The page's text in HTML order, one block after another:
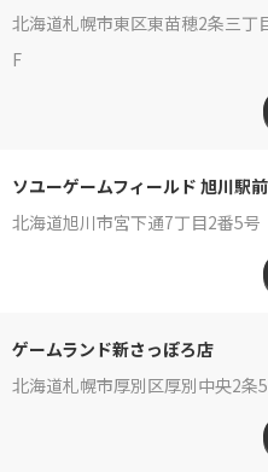
北海道札幌市東区東苗穂2条三
F
ソユーゲームフィールド 旭川駅
北海道旭川市宮下通7丁目2番5
ゲームランド新さっぽろ店
北海道札幌市厚別区厚別中央2